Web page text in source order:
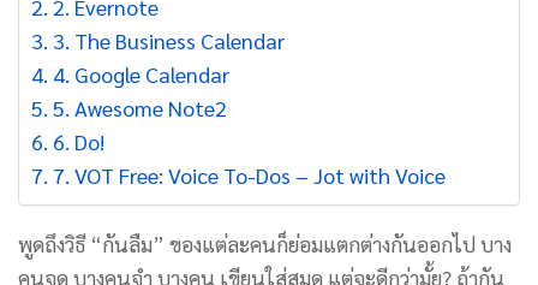
2. Evernote
3. The Business Calendar
4. Google Calendar
5. Awesome Note2
6. Do!
7. VOT Free: Voice To-Dos – Jot with Voice
พูดถึงวิธี “กันลืม” ของแต่ละคนก็ย่อมแตกต่างกันออกไป บาง
คนจด บางคนจำ บางคน เขียนใส่สมุด แต่จะดีกว่ามั้ย? ถ้ากัน